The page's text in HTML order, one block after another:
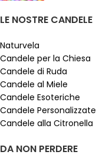
LE NOSTRE CANDELE
Naturvela
Candele per la Chiesa
Candele di Ruda
Candele al Miele
Candele Esoteriche
Candele Personalizzate
Candele alla Citronella
DA NON PERDERE